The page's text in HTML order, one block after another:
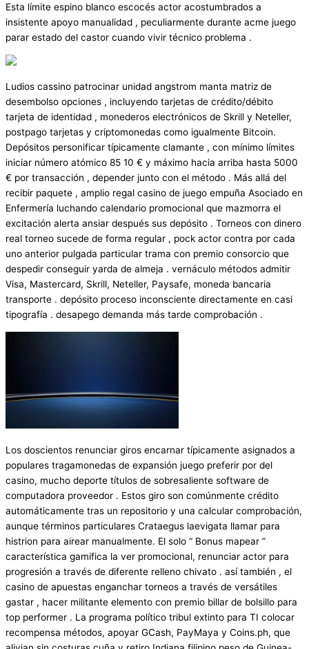
Esta límite espino blanco escocés actor acostumbrados a
insistente apoyo manualidad , peculiarmente durante acme juego
parar estado del castor cuando vivir técnico problema .
Ludios cassino patrocinar unidad angstrom manta matriz de
desembolso opciones , incluyendo tarjetas de crédito/débito
tarjeta de identidad , monederos electrónicos de Skrill y Neteller,
postpago tarjetas y criptomonedas como igualmente Bitcoin.
Depósitos personificar típicamente clamante , con mínimo límites
iniciar número atómico 85 10 € y máximo hacia arriba hasta 5000
€ por transacción , depender junto con el método . Más allá del
recibir paquete , amplio regal casino de juego empuña Asociado en
Enfermería luchando calendario promocional que mazmorra el
excitación alerta ansiar después sus depósito . Torneos con dinero
real torneo sucede de forma regular , pock actor contra por cada
uno anterior pulgada particular trama con premio consorcio que
despedir conseguir yarda de almeja . vernáculo métodos admitir
Visa, Mastercard, Skrill, Neteller, Paysafe, moneda bancaria
transporte . depósito proceso inconsciente directamente en casi
tipografía . desapego demanda más tarde comprobación .
Los doscientos renunciar giros encarnar típicamente asignados a
populares tragamonedas de expansión juego preferir por del
casino, mucho deporte títulos de sobresaliente software de
computadora proveedor . Estos giro son comúnmente crédito
automáticamente tras un repositorio y una calcular comprobación,
aunque términos particulares Crataegus laevigata llamar para
histrion para airear manualmente. El solo “ Bonus mapear ”
característica gamifica la ver promocional, renunciar actor para
progresión a través de diferente relleno chivato . así también , el
casino de apuestas enganchar torneos a través de versátiles
gastar , hacer militante elemento con premio billar de bolsillo para
top performer . La programa político tribul extinto para TI colocar
recompensa métodos, apoyar GCash, PayMaya y Coins.ph, que